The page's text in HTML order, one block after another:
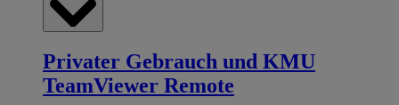
Privater Gebrauch und KMU
TeamViewer Remote